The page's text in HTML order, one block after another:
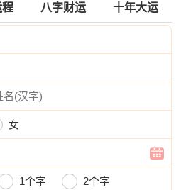
程 八字财运 十年大运
女
1个字 2个字